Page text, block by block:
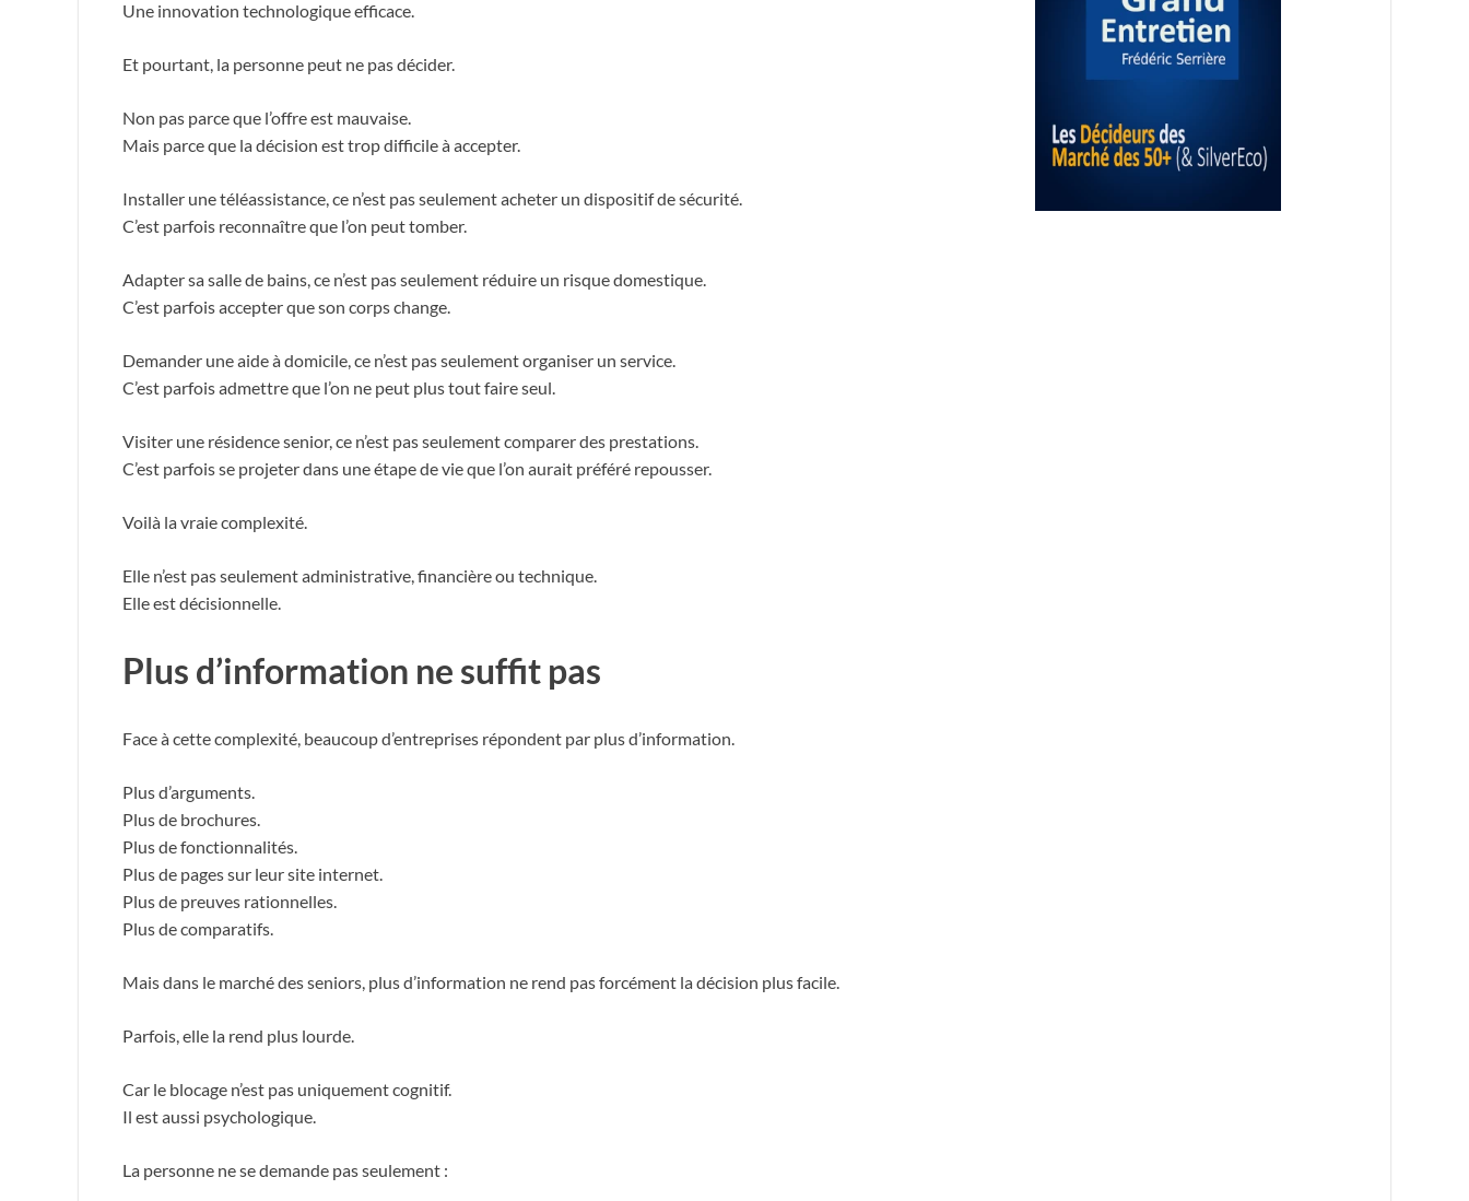
Une innovation technologique efficace.
Et pourtant, la personne peut ne pas décider.
Non pas parce que l’offre est mauvaise.
Mais parce que la décision est trop difficile à accepter.
Installer une téléassistance, ce n’est pas seulement acheter un dispositif de sécurité.
C’est parfois reconnaître que l’on peut tomber.
Adapter sa salle de bains, ce n’est pas seulement réduire un risque domestique.
C’est parfois accepter que son corps change.
Demander une aide à domicile, ce n’est pas seulement organiser un service.
C’est parfois admettre que l’on ne peut plus tout faire seul.
Visiter une résidence senior, ce n’est pas seulement comparer des prestations.
C’est parfois se projeter dans une étape de vie que l’on aurait préféré repousser.
Voilà la vraie complexité.
Elle n’est pas seulement administrative, financière ou technique.
Elle est décisionnelle.
Plus d’information ne suffit pas
Face à cette complexité, beaucoup d’entreprises répondent par plus d’information.
Plus d’arguments.
Plus de brochures.
Plus de fonctionnalités.
Plus de pages sur leur site internet.
Plus de preuves rationnelles.
Plus de comparatifs.
Mais dans le marché des seniors, plus d’information ne rend pas forcément la décision plus facile.
Parfois, elle la rend plus lourde.
Car le blocage n’est pas uniquement cognitif.
Il est aussi psychologique.
La personne ne se demande pas seulement :